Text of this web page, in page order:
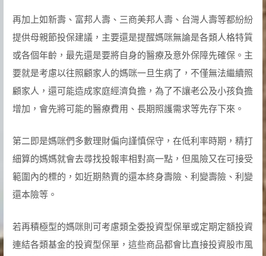
再加上如新壽、富邦人壽、三商美邦人壽、台灣人壽等都紛紛
提供母親節投保建議，主要還是提醒媽咪無論是各類人格特質
或各個年齡，最先還是要將自身的醫療及意外保障先確保。主
要就是考慮以往照顧家人的媽咪一旦生病了，不僅無法繼續照
顧家人，還可能造成家庭經濟負擔，為了不讓老公及小孩負擔
增加，會先將可能的醫療費用、長期照護需求等先存下來。
第二即是媽咪們多數理財偏向謹慎保守，在低利率時期，精打
細算的媽媽就會去尋找投報率相對高一點，但風險又在可接受
範圍內的標的，如近期熱賣的還本終身壽險、利變壽險、利變
還本險等。
若再積極型的媽咪則可考慮類全委投資型保單或定期定額投資
連結各類基金的投資型保單，這些商品都會比直接投資股市風